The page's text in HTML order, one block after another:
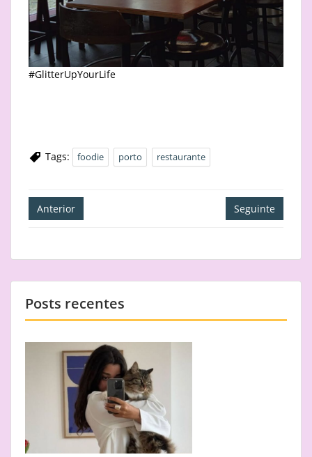
#GlitterUpYourLife
Tags: foodie porto restaurante
Navegação
de
Anterior Seguinte
Posts recentes